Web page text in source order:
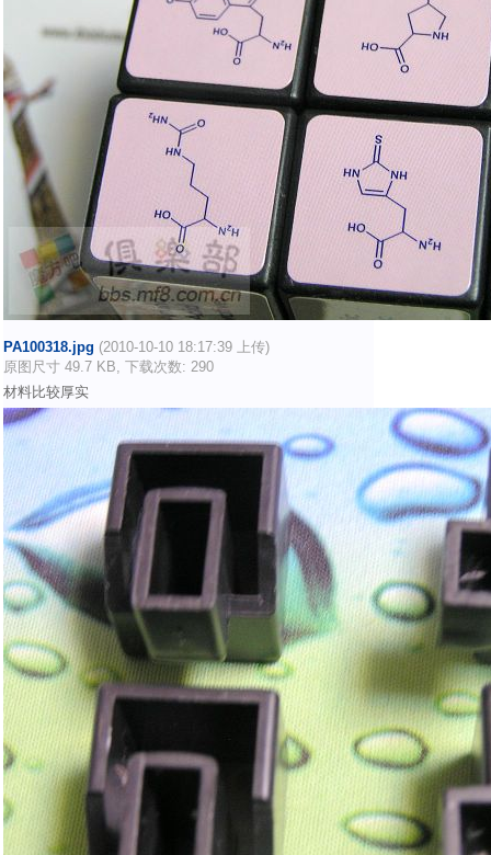
PA100318.jpg (2010-10-10 18:17:39 上传)
原图尺寸 49.7 KB, 下载次数: 290
材料比较厚实